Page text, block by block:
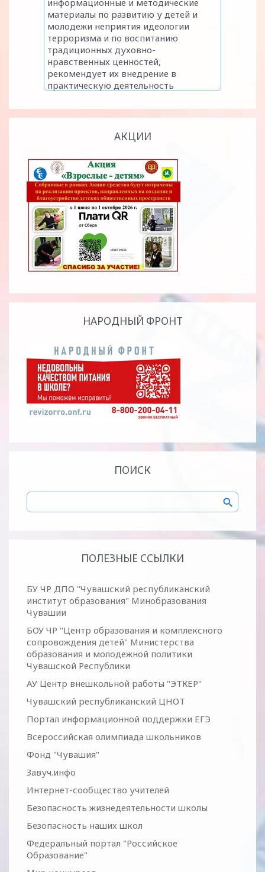
АКЦИИ
НАРОДНЫЙ ФРОНТ
ПОИСК
ПОЛЕЗНЫЕ ССЫЛКИ
БУ ЧР ДПО "Чувашский республиканский
институт образования" Минобразования
Чувашии
БОУ ЧР "Центр образования и комплексного
сопровождения детей" Министерства
образования и молодежной политики
Чувашской Республики
АУ Центр внешкольной работы "ЭТКЕР"
Чувашский республиканский ЦНОТ
Портал информационной поддержки ЕГЭ
Всероссийская олимпиада школьников
Фонд "Чувашия"
Завуч.инфо
Интернет-сообщество учителей
Безопасность жизнедеятельности школы
Безопасность наших школ
Федеральный портал "Российское
Образование"